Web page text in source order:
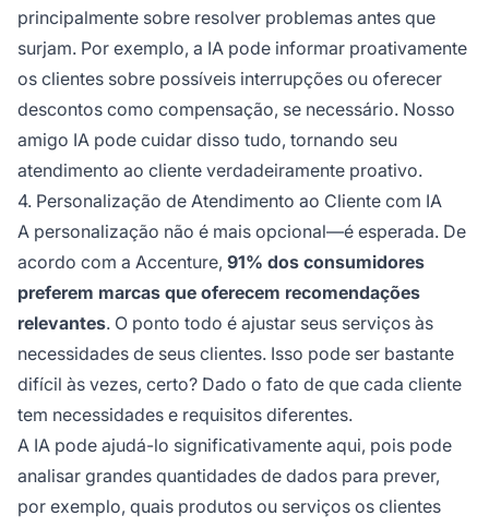
principalmente sobre resolver problemas antes que
surjam. Por exemplo, a IA pode informar proativamente
os clientes sobre possíveis interrupções ou oferecer
descontos como compensação, se necessário. Nosso
amigo IA pode cuidar disso tudo, tornando seu
atendimento ao cliente verdadeiramente proativo.
4. Personalização de Atendimento ao Cliente com IA
A personalização não é mais opcional—é esperada. De
acordo com a Accenture, 91% dos consumidores
preferem marcas que oferecem recomendações
relevantes. O ponto todo é ajustar seus serviços às
necessidades de seus clientes. Isso pode ser bastante
difícil às vezes, certo? Dado o fato de que cada cliente
tem necessidades e requisitos diferentes.
A IA pode ajudá-lo significativamente aqui, pois pode
analisar grandes quantidades de dados para prever,
por exemplo, quais produtos ou serviços os clientes